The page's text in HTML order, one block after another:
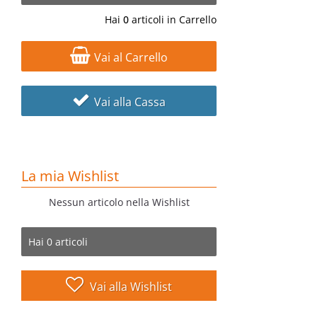
Hai 0 articoli in Carrello
Vai al Carrello
Vai alla Cassa
La mia Wishlist
Nessun articolo nella Wishlist
Hai 0 articoli
Vai alla Wishlist